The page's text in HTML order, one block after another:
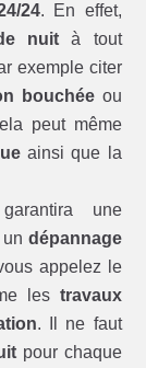
24. En effet,
nuit à tout
exemple citer
bouchéeou
peut même
ainsi que la
une
un dépannage
appelez le
les travaux
. Il ne faut
pour chaque